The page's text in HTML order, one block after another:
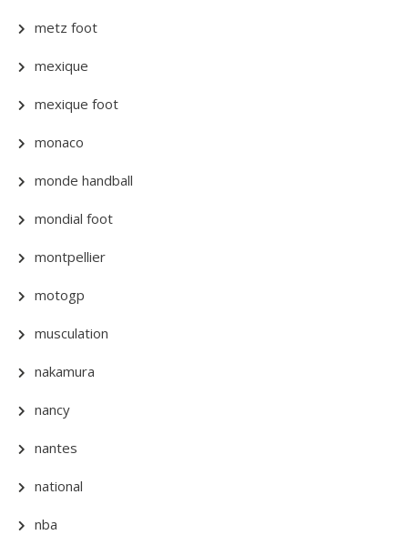
metz foot
mexique
mexique foot
monaco
monde handball
mondial foot
montpellier
motogp
musculation
nakamura
nancy
nantes
national
nba